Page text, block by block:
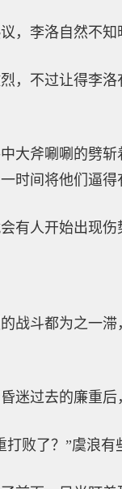
，李洛自然不
，不过让得李
大斧唰唰的劈
时间将他们逼得
有人开始出现伤
战斗都为之一
迷过去的廉重后
败了？”虞浪有